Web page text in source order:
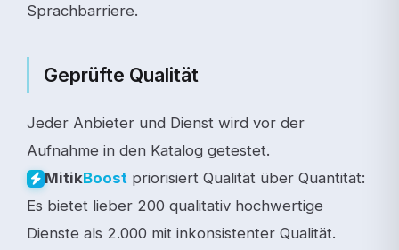
Sprachbarriere.
Geprüfte Qualität
Jeder Anbieter und Dienst wird vor der
Aufnahme in den Katalog getestet.
MitikBoost priorisiert Qualität über Quantität:
Es bietet lieber 200 qualitativ hochwertige
Dienste als 2.000 mit inkonsistenter Qualität.